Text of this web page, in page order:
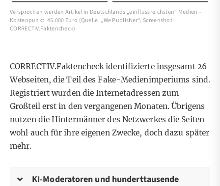
Versprochen werden Artikel in Deutschlands „einflussreichsten“ Medien –
Kostenpunkt: 45.000 Euro (Quelle: „We Publisher“; Screenshot:
CORRECTIV.Faktencheck)
CORRECTIV.Faktencheck identifizierte insgesamt 26
Webseiten, die Teil des Fake-Medienimperiums sind.
Registriert wurden die Internetadressen zum
Großteil erst in den vergangenen Monaten. Übrigens
nutzen die Hintermänner des Netzwerkes die Seiten
wohl auch für ihre eigenen Zwecke, doch dazu später
mehr.
KI-Moderatoren und hunderttausende